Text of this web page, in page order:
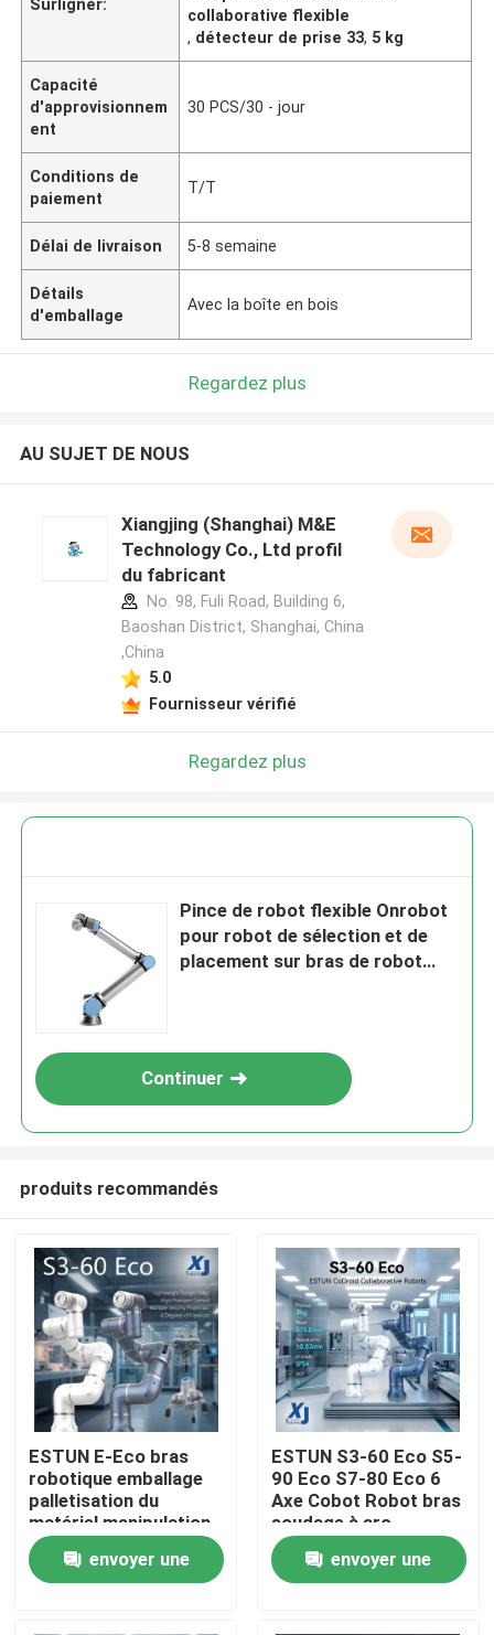
À la maison
Produits
Vidéos
Surligner:
collaborative flexible
, détecteur de prise 33, 5 kg
Capacité
d'approvisionnem
ent
30 PCS/30 - jour
Conditions de
paiement
T/T
Délai de livraison 5-8 semaine
Détails
d'emballage
Avec la boîte en bois
Regardez plus
AU SUJET DE NOUS
Xiangjing (Shanghai) M&E
Technology Co., Ltd profil
du fabricant
No. 98, Fuli Road, Building 6,
Baoshan District, Shanghai, China
,China
5.0
Fournisseur vérifié
Regardez plus
Pince de robot flexible Onrobot
pour robot de sélection et de
placement sur bras de robot
Continuer
produits recommandés
ESTUN E-Eco bras
robotique emballage
palletisation du
matériel manipulation
robot collaboratif
avec OnRobot Grriper
envoyer une
ESTUN S3-60 Eco S5-
90 Eco S7-80 Eco 6
Axe Cobot Robot bras
soudage à arc
collaboratif robot
CNGBS positionneur
de soudage
envoyer une